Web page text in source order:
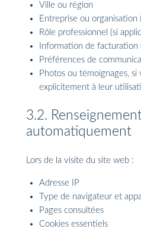
Ville ou région
Entreprise ou organisation
Rôle professionnel (si
Information de facturation
Préférences de
Photos ou témoignages, si
explicitement à leur
3.2.
automatiquement
Lors de la visite du site web :
Adresse IP
Type de navigateur et
Pages consultées
Cookies essentiels